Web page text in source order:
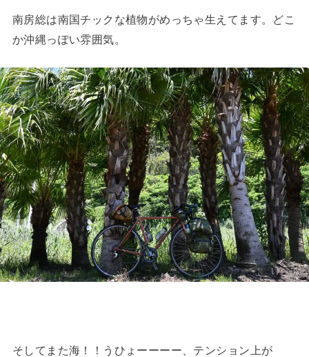
南房総は南国チックな植物がめっちゃ生えてます。どこ
か沖縄っぽい雰囲気。
そしてまた海！！うひょーーーー、テンション上が